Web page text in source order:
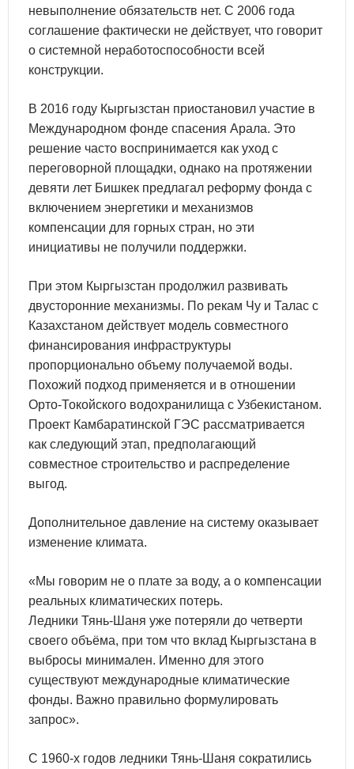
невыполнение обязательств нет. С 2006 года
соглашение фактически не действует, что говорит
о системной неработоспособности всей
конструкции.
В 2016 году Кыргызстан приостановил участие в
Международном фонде спасения Арала. Это
решение часто воспринимается как уход с
переговорной площадки, однако на протяжении
девяти лет Бишкек предлагал реформу фонда с
включением энергетики и механизмов
компенсации для горных стран, но эти
инициативы не получили поддержки.
При этом Кыргызстан продолжил развивать
двусторонние механизмы. По рекам Чу и Талас с
Казахстаном действует модель совместного
финансирования инфраструктуры
пропорционально объему получаемой воды.
Похожий подход применяется и в отношении
Орто-Токойского водохранилища с Узбекистаном.
Проект Камбаратинской ГЭС рассматривается
как следующий этап, предполагающий
совместное строительство и распределение
выгод.
Дополнительное давление на систему оказывает
изменение климата.
«Мы говорим не о плате за воду, а о компенсации
реальных климатических потерь.
Ледники Тянь-Шаня уже потеряли до четверти
своего объёма, при том что вклад Кыргызстана в
выбросы минимален. Именно для этого
существуют международные климатические
фонды. Важно правильно формулировать
запрос».
С 1960-х годов ледники Тянь-Шаня сократились